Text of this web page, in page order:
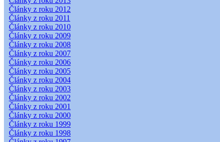
Články z roku 2012
Články z roku 2011
Články z roku 2010
Články z roku 2009
Články z roku 2008
Články z roku 2007
Články z roku 2006
Články z roku 2005
Články z roku 2004
Články z roku 2003
Články z roku 2002
Články z roku 2001
Články z roku 2000
Články z roku 1999
Články z roku 1998